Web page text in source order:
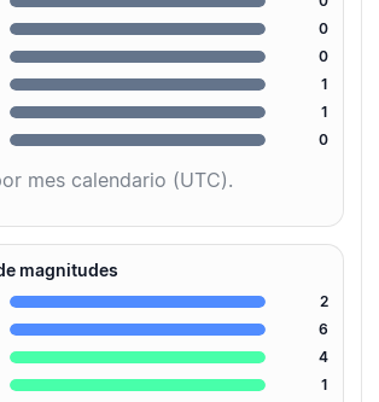
0
0
1
1
0
mes calendario (UTC).
magnitudes
2
6
4
1